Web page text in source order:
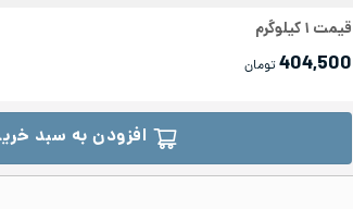
قیمت ۱کیلوگرم
404,500تومان
افزودن به سبد